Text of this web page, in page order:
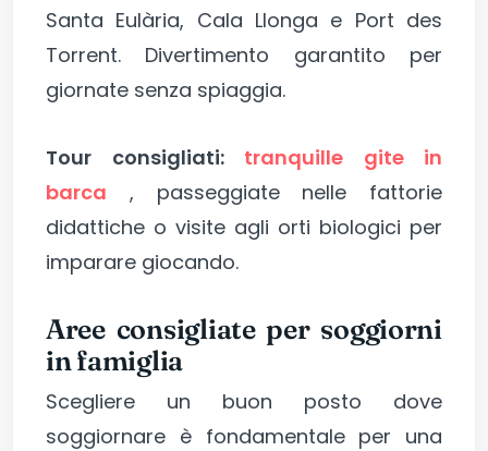
Santa Eulària, Cala Llonga e Port des
Torrent. Divertimento garantito per
giornate senza spiaggia.
Tour consigliati: tranquille gite in
barca , passeggiate nelle fattorie
didattiche o visite agli orti biologici per
imparare giocando.
Aree consigliate per soggiorni
in famiglia
Scegliere un buon posto dove
soggiornare è fondamentale per una